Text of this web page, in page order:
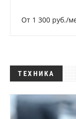
От 1 300 руб./
ТЕХНИКА